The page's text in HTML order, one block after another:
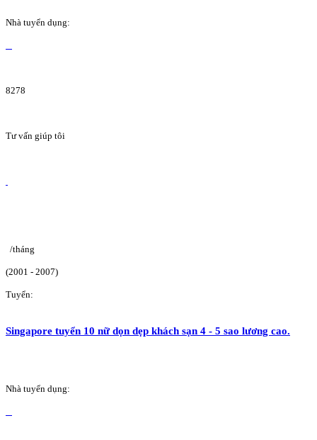
Nhà tuyển dụng:
8278
Tư vấn giúp tôi
/tháng
(2001 - 2007)
Tuyển:
Singapore tuyển 10 nữ dọn dẹp khách sạn 4 - 5 sao lương cao.
Nhà tuyển dụng: